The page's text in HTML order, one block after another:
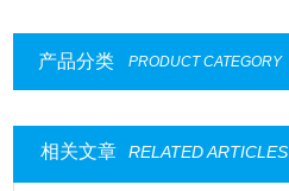
产品分类 PRODUCT CATEGORY
相关文章 RELATED ARTICLES